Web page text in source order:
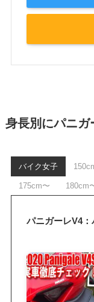
身長別にパニガ
バイク女子
175cm〜 180cm
パニガーレV4